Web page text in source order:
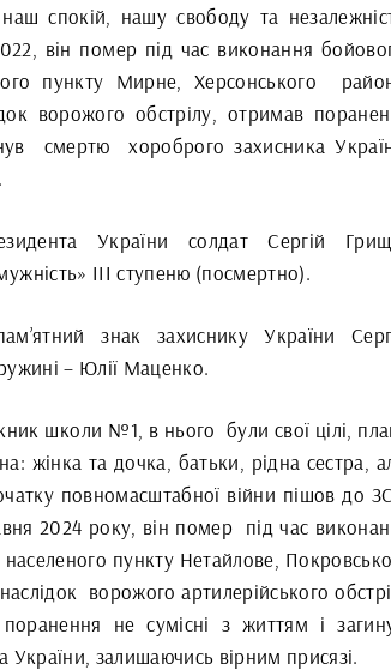
спокій, нашу свободу та
він помер під час виконання
пункту Мирне, Херсонського
ворожого обстрілу, отримав
смертю
хороброго захисника
України солдат Сергій
ІІІ ступеню (посмертно).
знак захиснику України
– Юлії Маценко.
школи №1, в нього були свої цілі,
жінка та дочка, батьки, рідна сестра,
повномасштабної війни пішов до
2024 року, він помер під час
пункту Нетайлове,
ворожого артилерійського
не сумісні з життям і
України, залишаючись вірним присязі.